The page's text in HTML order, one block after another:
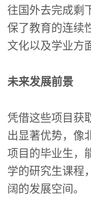
往国外去完成剩
保了教育的连续
文化以及学业方
未来发展前景
凭借这些项目获
出显著优势，像
项目的毕业生，
学的研究生课程
阔的发展空间。